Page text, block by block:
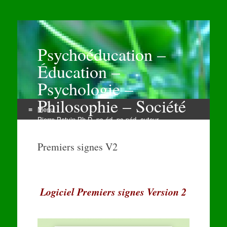
Psychoéducation –
Éducation –
Psychologie –
Philosophie – Société
Pierre Potvin Ph.D. ps.éd. ps.péd. auteur
Menu
contenuPremiers signes V2
Logiciel Premiers signes Version 2